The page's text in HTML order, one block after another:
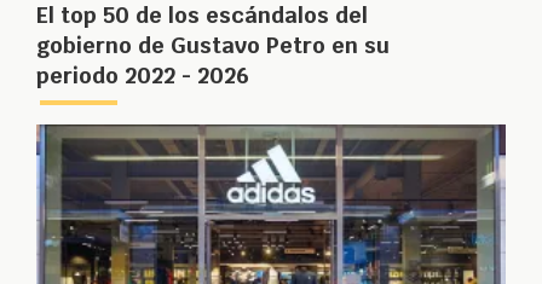
El top 50 de los escándalos del
gobierno de Gustavo Petro en su
periodo 2022 - 2026